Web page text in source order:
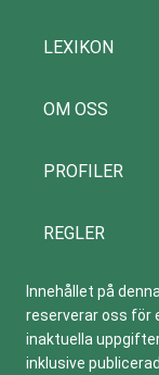
LEXIKON
OM OSS
PROFILER
REGLER
Innehållet på
reserverar oss för
inaktuella
inklusive